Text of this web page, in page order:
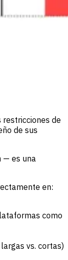
de
de sus
— es una
en:
como
vs. cortas)